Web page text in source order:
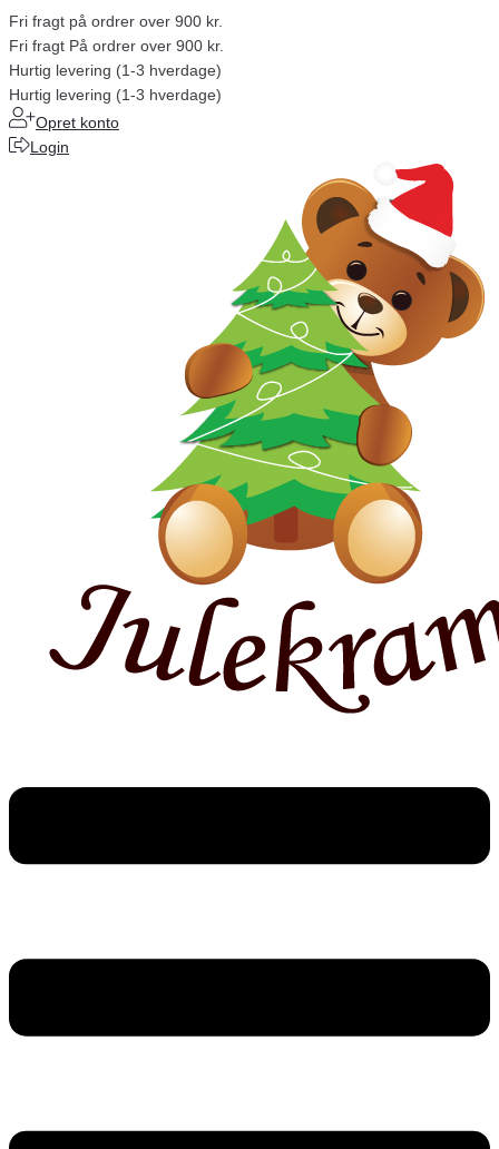
Fri fragt på ordrer over 900 kr.
Fri fragt På ordrer over 900 kr.
Hurtig levering (1-3 hverdage)
Hurtig levering (1-3 hverdage)
Opret konto
Login